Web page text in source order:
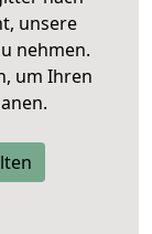
unsere
nehmen.
um Ihren